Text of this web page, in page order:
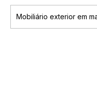
Mobiliário exterior em